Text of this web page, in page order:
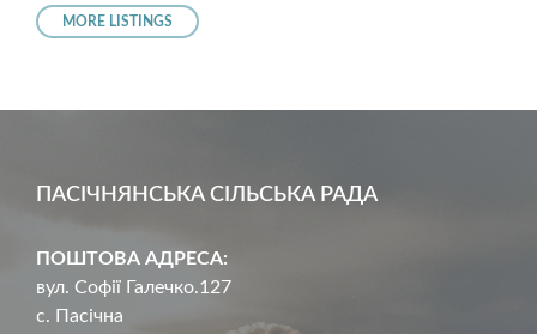
MORE LISTINGS
ПАСІЧНЯНСЬКА СІЛЬСЬКА РАДА
ПОШТОВА АДРЕСА:
вул. Софії Галечко.127
с. Пасічна